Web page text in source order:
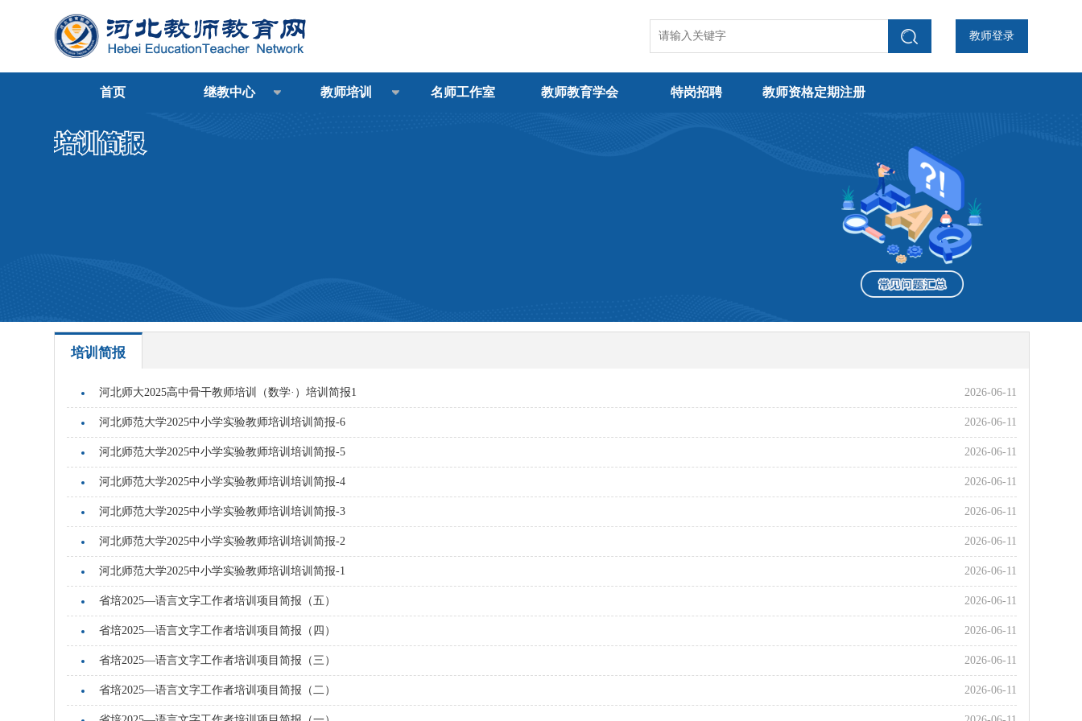
教师登录
首页 继教中心 教师培训 名师工作室 教师教育学会 特岗招聘 教师资格定期注册
培训简报
培训简报
河北师大2025高中骨干教师培训（数学·）培训简报1 2026-06-11
河北师范大学2025中小学实验教师培训培训简报-6 2026-06-11
河北师范大学2025中小学实验教师培训培训简报-5 2026-06-11
河北师范大学2025中小学实验教师培训培训简报-4 2026-06-11
河北师范大学2025中小学实验教师培训培训简报-3 2026-06-11
河北师范大学2025中小学实验教师培训培训简报-2 2026-06-11
河北师范大学2025中小学实验教师培训培训简报-1 2026-06-11
省培2025—语言文字工作者培训项目简报（五） 2026-06-11
省培2025—语言文字工作者培训项目简报（四） 2026-06-11
省培2025—语言文字工作者培训项目简报（三） 2026-06-11
省培2025—语言文字工作者培训项目简报（二） 2026-06-11